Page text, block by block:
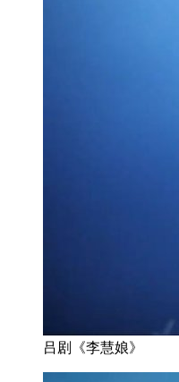
吕剧《李慧娘》